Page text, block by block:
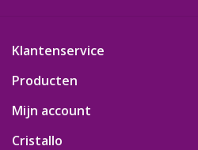
Klantenservice
Producten
Mijn account
Cristallo